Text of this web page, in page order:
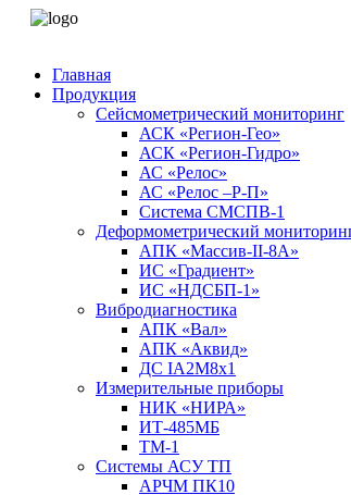
Главная
Продукция
Сейсмометрический мониторинг
АСК «Регион-Гео»
АСК «Регион-Гидро»
АС «Релос»
АС «Релос –Р-П»
Система СМСПВ-1
Деформометрический
АПК «Массив-II-8А»
ИС «Градиент»
ИС «НДСБП-1»
Вибродиагностика
АПК «Вал»
АПК «Аквид»
ДС IA2M8x1
Измерительные приборы
НИК «НИРА»
ИТ-485МБ
ТМ-1
Системы АСУ ТП
АРЧМ ПК10